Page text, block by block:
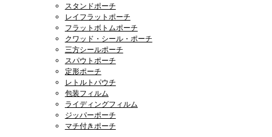
スタンドポーチ
レイフラットポーチ
フラットボトムポーチ
クワッド・シール・ポーチ
三方シールポーチ
スパウトポーチ
定形ポーチ
レトルトパウチ
包装フィルム
ライディングフィルム
ジッパーポーチ
マチ付きポーチ